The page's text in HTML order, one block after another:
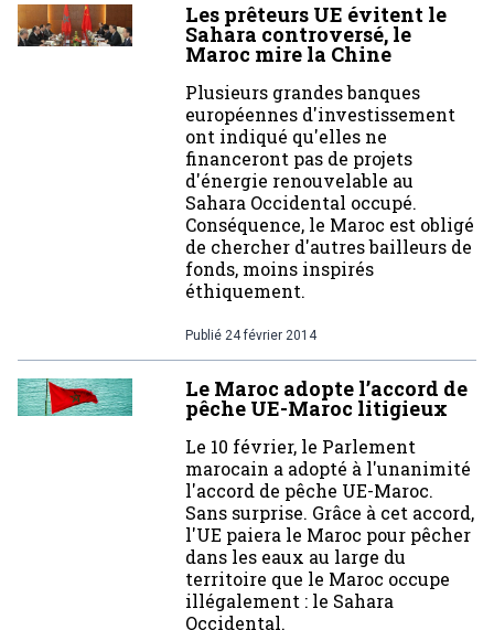
Les prêteurs UE évitent le
Sahara controversé, le
Maroc mire la Chine
Plusieurs grandes banques
européennes d'investissement
ont indiqué qu'elles ne
financeront pas de projets
d'énergie renouvelable au
Sahara Occidental occupé.
Conséquence, le Maroc est obligé
de chercher d'autres bailleurs de
fonds, moins inspirés
éthiquement.
Publié 24 février 2014
Le Maroc adopte l’accord de
pêche UE-Maroc litigieux
Le 10 février, le Parlement
marocain a adopté à l'unanimité
l'accord de pêche UE-Maroc.
Sans surprise. Grâce à cet accord,
l'UE paiera le Maroc pour pêcher
dans les eaux au large du
territoire que le Maroc occupe
illégalement : le Sahara
Occidental.